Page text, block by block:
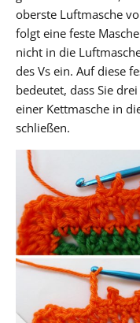
oberste Luftmasche
folgt eine feste
nicht in die
des Vs ein. Auf diese
bedeutet, dass Sie
einer Kettmasche in
schließen.